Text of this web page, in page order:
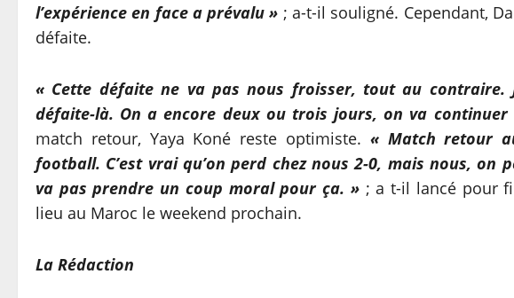
l’expérience en face a prévalu » ; a-t-il souligné. Cependant,
défaite.
« Cette défaite ne va pas nous froisser, tout au contraire.
défaite-là. On a encore deux ou trois jours, on va
match retour, Yaya Koné reste optimiste. « Match retour
football. C’est vrai qu’on perd chez nous 2-0, mais nous, on
va pas prendre un coup moral pour ça. »; a t-il lancé pour
lieu au Maroc le weekend prochain.
La Rédaction